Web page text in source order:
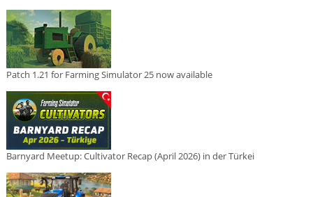
Patch 1.21 for Farming Simulator 25 now available
Barnyard Meetup: Cultivator Recap (April 2026) in der Türkei